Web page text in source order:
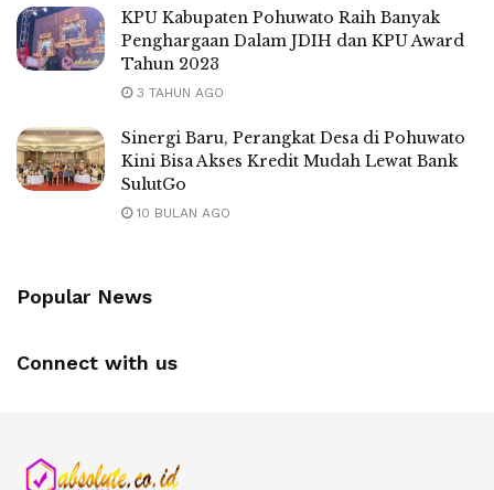
KPU Kabupaten Pohuwato Raih Banyak
Penghargaan Dalam JDIH dan KPU Award
Tahun 2023
3 TAHUN AGO
Sinergi Baru, Perangkat Desa di Pohuwato
Kini Bisa Akses Kredit Mudah Lewat Bank
SulutGo
10 BULAN AGO
Popular News
Connect with us